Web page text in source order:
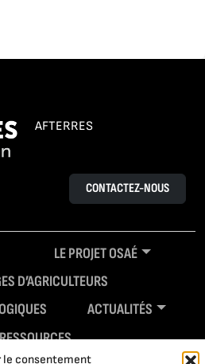
le consentement
AFTERRES
CONTACTEZ-NOUS
LE PROJET OSAÉ
D’AGRICULTEURS
ACTUALITÉS